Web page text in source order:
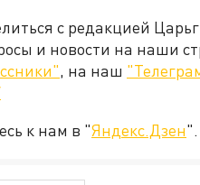
с редакцией
и новости на наши
, на наш
к нам в "Яндекс.Дзен".